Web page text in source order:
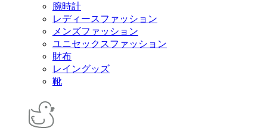
腕時計
レディースファッション
メンズファッション
ユニセックスファッション
財布
レイングッズ
靴